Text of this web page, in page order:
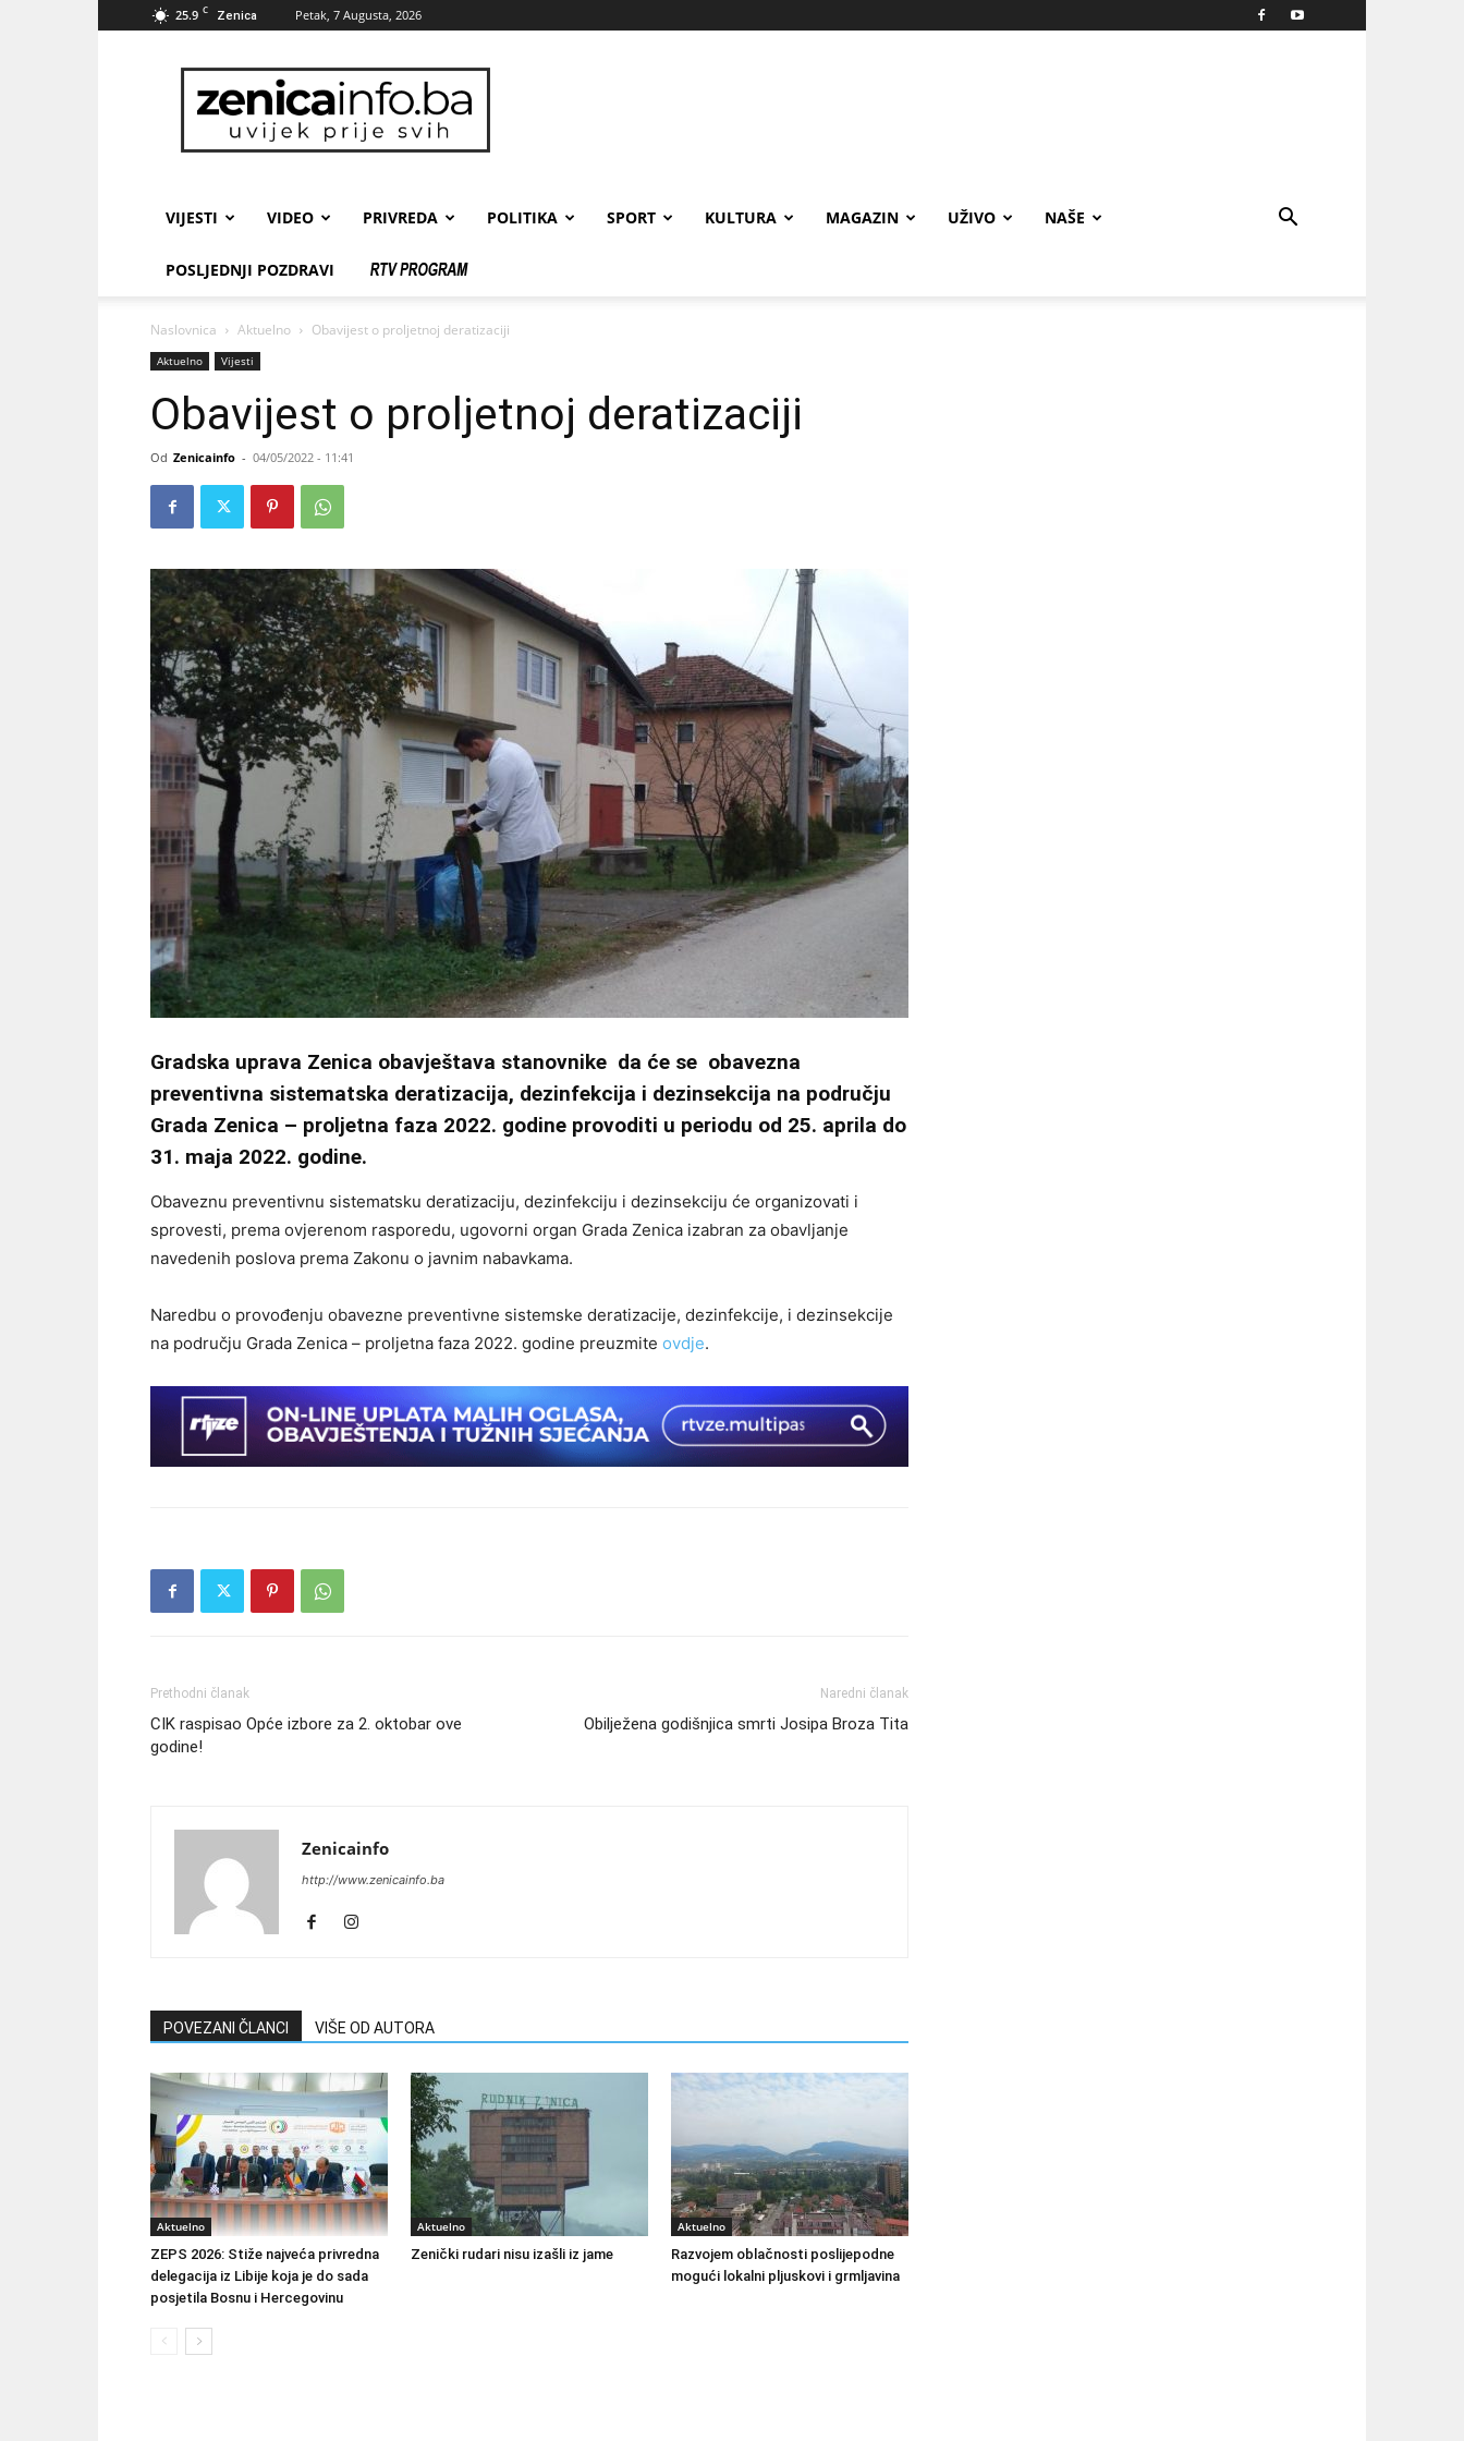
25.9 C Zenica Petak, 7 Augusta, 2026
zenicainfo.ba
VIJESTI VIDEO PRIVREDA POLITIKA SPORT KULTURA MAGAZIN UŽIVO NAŠE
POSLJEDNJI POZDRAVI
Naslovnica Aktuelno Obavijest o proljetnoj deratizaciji
Aktuelno Vijesti
Obavijest o proljetnoj deratizaciji
Od Zenicainfo - 04/05/2022 - 11:41
Gradska uprava Zenica obavještava stanovnike da će se obavezna
preventivna sistematska deratizacija, dezinfekcija i dezinsekcija na području
Grada Zenica – proljetna faza 2022. godine provoditi u periodu od 25. aprila do
31. maja 2022. godine.
Obaveznu preventivnu sistematsku deratizaciju, dezinfekciju i dezinsekciju će organizovati i
sprovesti, prema ovjerenom rasporedu, ugovorni organ Grada Zenica izabran za obavljanje
navedenih poslova prema Zakonu o javnim nabavkama.
Naredbu o provođenju obavezne preventivne sistemske deratizacije, dezinfekcije, i dezinsekcije
na području Grada Zenica – proljetna faza 2022. godine preuzmite ovdje.
Prethodni članak
CIK raspisao Opće izbore za 2. oktobar ove
godine!
Naredni članak
Obilježena godišnjica smrti Josipa Broza Tita
Zenicainfo
http://www.zenicainfo.ba
POVEZANI ČLANCI VIŠE OD AUTORA
Aktuelno
ZEPS 2026: Stiže najveća privredna
delegacija iz Libije koja je do sada
posjetila Bosnu i Hercegovinu
Aktuelno
Zenički rudari nisu izašli iz jame
Aktuelno
Razvojem oblačnosti poslijepodne
mogući lokalni pljuskovi i grmljavina